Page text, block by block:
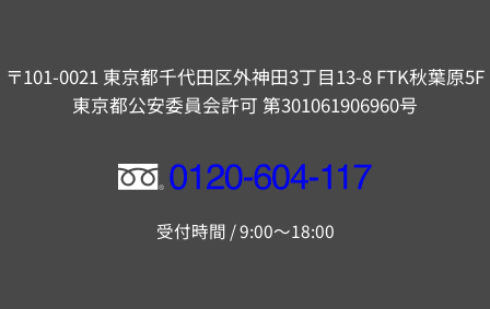
〒101-0021 東京都千代田区外神田3丁目13-8 FTK秋葉原5F
東京都公安委員会許可 第301061906960号
フ
ー
受付時間 / 9:00～18:00